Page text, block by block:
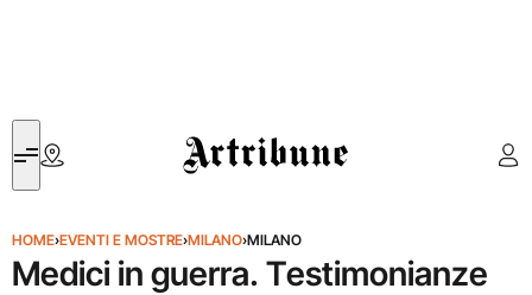
Artribune
HOME›EVENTI E MOSTRE›MILANO›MILANO
Medici in guerra. Testimonianze